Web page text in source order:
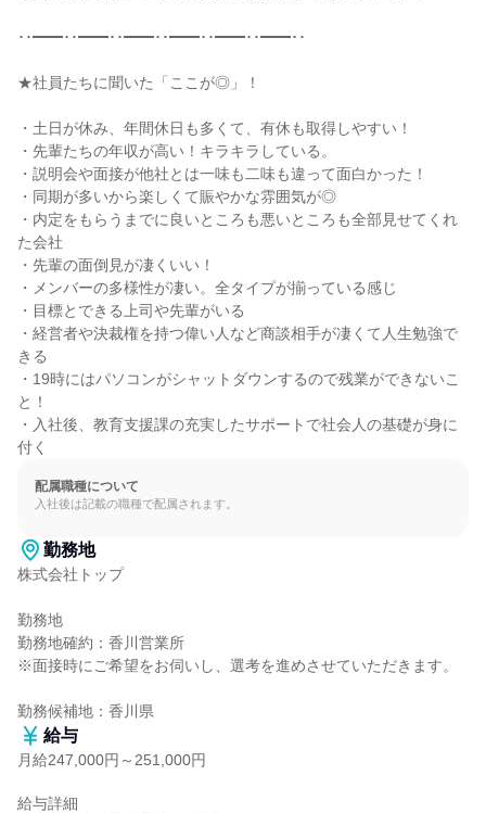
･･━━･･━━･･━━･･━━･･━━･･━━･･
★社員たちに聞いた「ここが◎」！
・土日が休み、年間休日も多くて、有休も取得しやすい！
・先輩たちの年収が高い！キラキラしている。
・説明会や面接が他社とは一味も二味も違って面白かった！
・同期が多いから楽しくて賑やかな雰囲気が◎
・内定をもらうまでに良いところも悪いところも全部見せてくれ
た会社
・先輩の面倒見が凄くいい！
・メンバーの多様性が凄い。全タイプが揃っている感じ
・目標とできる上司や先輩がいる
・経営者や決裁権を持つ偉い人など商談相手が凄くて人生勉強で
きる
・19時にはパソコンがシャットダウンするので残業ができないこ
と！
・入社後、教育支援課の充実したサポートで社会人の基礎が身に
付く
配属職種について
入社後は記載の職種で配属されます。
勤務地
株式会社トップ
勤務地
勤務地確約：香川営業所
※面接時にご希望をお伺いし、選考を進めさせていただきます。
勤務候補地：香川県
給与
月給247,000円～251,000円
給与詳細